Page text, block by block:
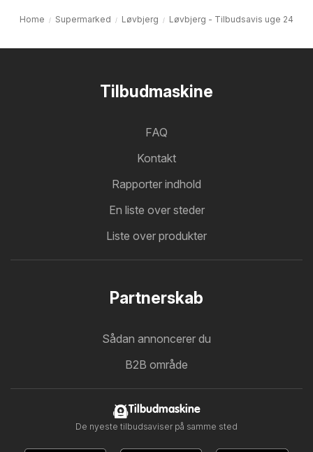
Home Supermarked Løvbjerg Løvbjerg - Tilbudsavis uge 24
Tilbudmaskine
FAQ
Kontakt
Rapporter indhold
En liste over steder
Liste over produkter
Partnerskab
Sådan annoncerer du
B2B område
Tilbudmaskine
De nyeste tilbudsaviser på samme sted